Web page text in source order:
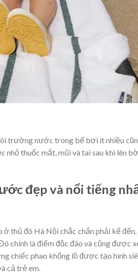
trường nước trong bể bơi ít nhiều
nhỏ thuốc mắt, mũi và tai sau khi lên
đẹp và nổi tiếng
thủ đô Hà Nội chắc chắn phải kể
chính là điểm độc đáo và cũng được
chiếc phao khổng lồ được tạo hình
cả trẻ em.